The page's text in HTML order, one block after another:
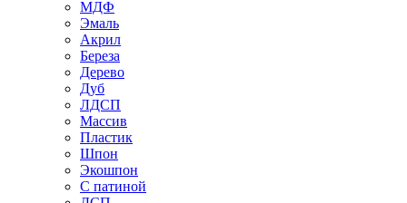
МДФ
Эмаль
Акрил
Береза
Дерево
Дуб
ЛДСП
Массив
Пластик
Шпон
Экошпон
С патиной